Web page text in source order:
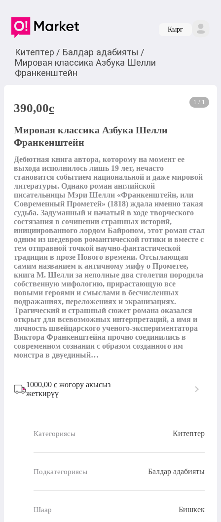
Кырг
Китептер / Балдар адабияты /
Мировая классика Азбука Шелли
Франкенштейн
1 / 1
390,00c
Мировая классика Азбука Шелли
Франкенштейн
Дебютная книга автора, которому на момент ее
выхода исполнилось лишь 19 лет, нечасто
становится событием национальной и даже мировой
литературы. Однако роман английской
писательницы Мэри Шелли «Франкенштейн, или
Современный Прометей» (1818) ждала именно такая
судьба. Задуманный и начатый в ходе творческого
состязания в сочинении страшных историй,
инициированного лордом Байроном, этот роман стал
одним из шедевров романтической готики и вместе с
тем отправной точкой научно-фантастической
традиции в прозе Нового времени. Отсылающая
самим названием к античному мифу о Прометее,
книга М. Шелли за неполные два столетия породила
собственную мифологию, прирастающую все
новыми героями и смыслами в бесчисленных
подражаниях, переложениях и экранизациях.
Трагический и страшный сюжет романа оказался
открыт для всевозможных интерпретаций, а имя и
личность швейцарского ученого-экспериментатора
Виктора Франкенштейна прочно соединились в
современном сознании с образом созданного им
монстра в двуединый…
1000,00 с жогору акысыз
жеткирүү
Категориясы Китептер
Подкатегориясы Балдар адабияты
Шаар Бишкек